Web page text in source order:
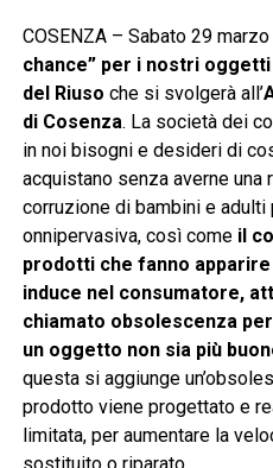
COSENZA – Sabato 29
chance” per i nostri
del Riuso che si svolgerà all’
di Cosenza. La società dei
in noi bisogni e desideri di
acquistano senza averne una
corruzione di bambini e
onnipervasiva, così comeil
prodotti che fanno
induce nel consumatore,
chiamato obsolescenza
un oggetto non sia più
questa si aggiunge
prodotto viene progettato e
limitata, per aumentare la